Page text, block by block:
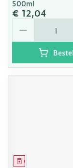
500ml
€ 12,04
Aantal
Bestel
Geneesmiddel